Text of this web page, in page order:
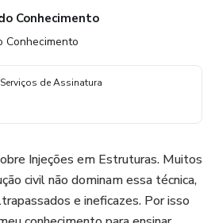
Conhecimento
Conhecimento
de Assinatura
Injeções em Estruturas. Muitos
civil não dominam essa técnica,
e ineficazes. Por isso